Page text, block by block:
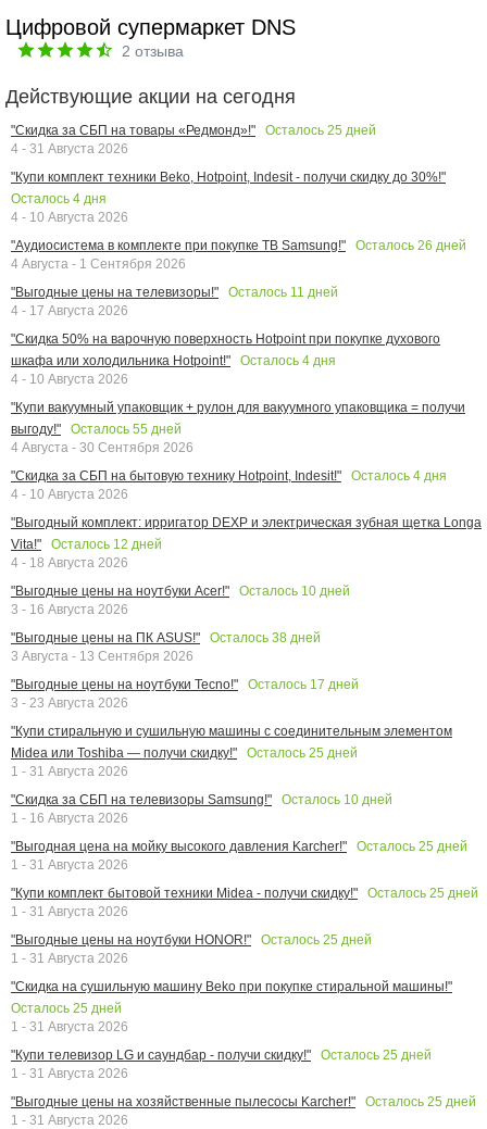
Цифровой супермаркет DNS
2 отзыва
Действующие акции на сегодня
"Скидка за СБП на товары «Редмонд»!" Осталось 25 дней
4 - 31 Августа 2026
"Купи комплект техники Beko, Hotpoint, Indesit - получи скидку до 30%!"
Осталось 4 дня
4 - 10 Августа 2026
"Аудиосистема в комплекте при покупке ТВ Samsung!"
Осталось 26 дней
4 Августа - 1 Сентября 2026
"Выгодные цены на телевизоры!"
Осталось 11 дней
4 - 17 Августа 2026
"Скидка 50% на варочную поверхность Hotpoint при покупке духового
шкафа или холодильника Hotpoint!"
Осталось 4 дня
4 - 10 Августа 2026
"Купи вакуумный упаковщик + рулон для вакуумного упаковщика = получи
выгоду!"
Осталось 55 дней
4 Августа - 30 Сентября 2026
"Скидка за СБП на бытовую технику Hotpoint, Indesit!"
Осталось 4 дня
4 - 10 Августа 2026
"Выгодный комплект: ирригатор DEXP и электрическая зубная щетка Longa
Vita!"
Осталось 12 дней
4 - 18 Августа 2026
"Выгодные цены на ноутбуки Acer!"
Осталось 10 дней
3 - 16 Августа 2026
"Выгодные цены на ПК ASUS!"
Осталось 38 дней
3 Августа - 13 Сентября 2026
"Выгодные цены на ноутбуки Tecno!"
Осталось 17 дней
3 - 23 Августа 2026
"Купи стиральную и сушильную машины с соединительным элементом
Midea или Toshiba — получи скидку!"
Осталось 25 дней
1 - 31 Августа 2026
"Скидка за СБП на телевизоры Samsung!"
Осталось 10 дней
1 - 16 Августа 2026
"Выгодная цена на мойку высокого давления Karcher!"
Осталось 25 дней
1 - 31 Августа 2026
"Купи комплект бытовой техники Midea - получи скидку!"
Осталось 25 дней
1 - 31 Августа 2026
"Выгодные цены на ноутбуки HONOR!"
Осталось 25 дней
1 - 31 Августа 2026
"Скидка на сушильную машину Beko при покупке стиральной машины!"
Осталось 25 дней
1 - 31 Августа 2026
"Купи телевизор LG и саундбар - получи скидку!"
Осталось 25 дней
1 - 31 Августа 2026
"Выгодные цены на хозяйственные пылесосы Karcher!"
Осталось 25 дней
1 - 31 Августа 2026